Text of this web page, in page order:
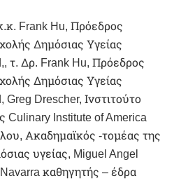
Frank Hu, Πρόεδρος
Δημόσιας Υγείας
τ. Δρ. Frank Hu, Πρόεδρος
Δημόσιας Υγείας
Drescher, Ινστιτούτο
Culinary Institute of America
Ακαδημαϊκός -τομέας της
υγείας, Miguel Angel
καθηγητής – έδρα